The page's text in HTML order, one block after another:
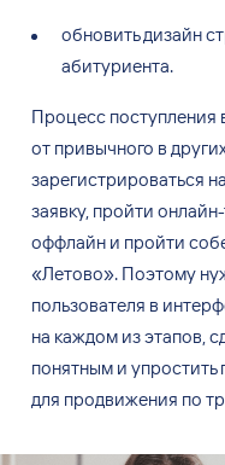
обновить дизайн
абитуриента.
Процесс поступления
от привычного в
зарегистрироваться на
заявку, пройти
оффлайн и пройти
«Летово». Поэтому
пользователя в
на каждом изэтапов,
понятным и
для продвижения по